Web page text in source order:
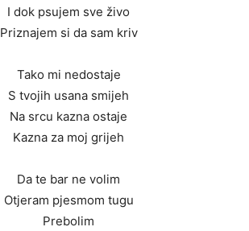
I dok psujem sve živo
Priznajem si da sam kriv
Tako mi nedostaje
S tvojih usana smijeh
Na srcu kazna ostaje
Kazna za moj grijeh
Da te bar ne volim
Otjeram pjesmom tugu
Prebolim